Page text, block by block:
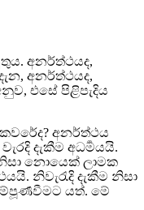
අනර්ත්‍ථයද,
අනර්ත්‍ථයද,
එසේ පිළිපැදිය
අනර්ත්‍ථය
දැකීම අධර්‍මයයි.
නිසා නොයෙක් ලාමක
නිවැරැදි දැකීම නිසා
යත්. මේ